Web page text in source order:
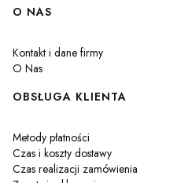
Linki w stopce
O NAS
Kontakt i dane firmy
O Nas
OBSŁUGA KLIENTA
Metody płatności
Czas i koszty dostawy
Czas realizacji zamówienia